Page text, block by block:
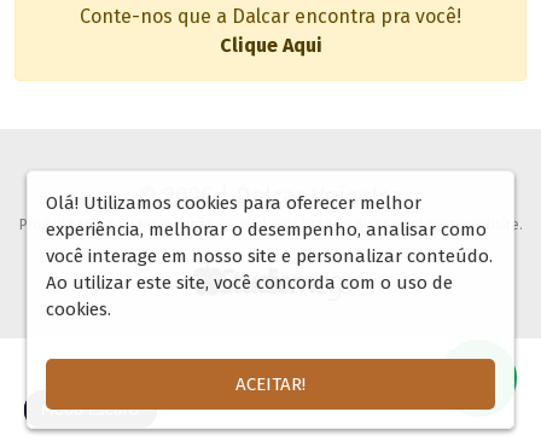
🌓
Conte-nos que a Dalcar encontra pra você!
Clique Aqui
© 2026 | Dalcar Veículos
Proibida copia ou reprodução de qualquer imagem disponível neste website.
Olá! Utilizamos cookies para oferecer melhor
experiência, melhorar o desempenho, analisar como
você interage em nosso site e personalizar conteúdo.
Ao utilizar este site, você concorda com o uso de
cookies.
ACEITAR!